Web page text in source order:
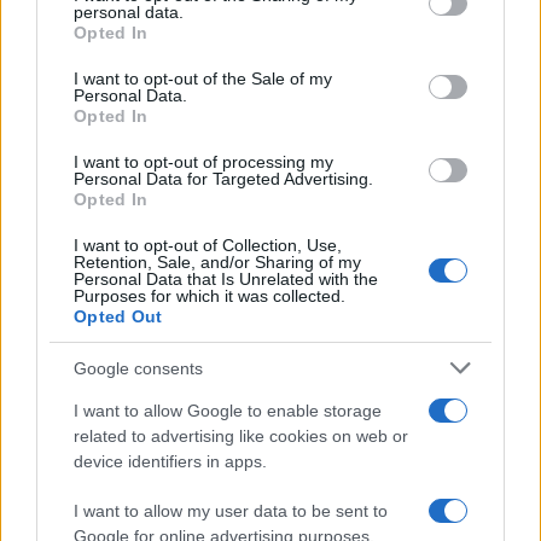
grant or deny consent to Google and its third-party tags to
use your data for below specified purposes in below Google
consent section.
personal data.
Opted In
I want to opt-out of the Sale of my
Personal Data.
Opted In
I want to opt-out of processing my
Personal Data for Targeted Advertising.
Opted In
I want to opt-out of Collection, Use,
Retention, Sale, and/or Sharing of my
Personal Data that Is Unrelated with the
Purposes for which it was collected.
Opted Out
Google consents
I want to allow Google to enable storage
related to advertising like cookies on web or
device identifiers in apps.
I want to allow my user data to be sent to
Google for online advertising purposes.
13:3601.12.17
προειδοποιούν για το πιο δριμύ κύμα ψύχους
τον Δεκέμβριο στην Ευρώπη των τελευταίων
ετών!